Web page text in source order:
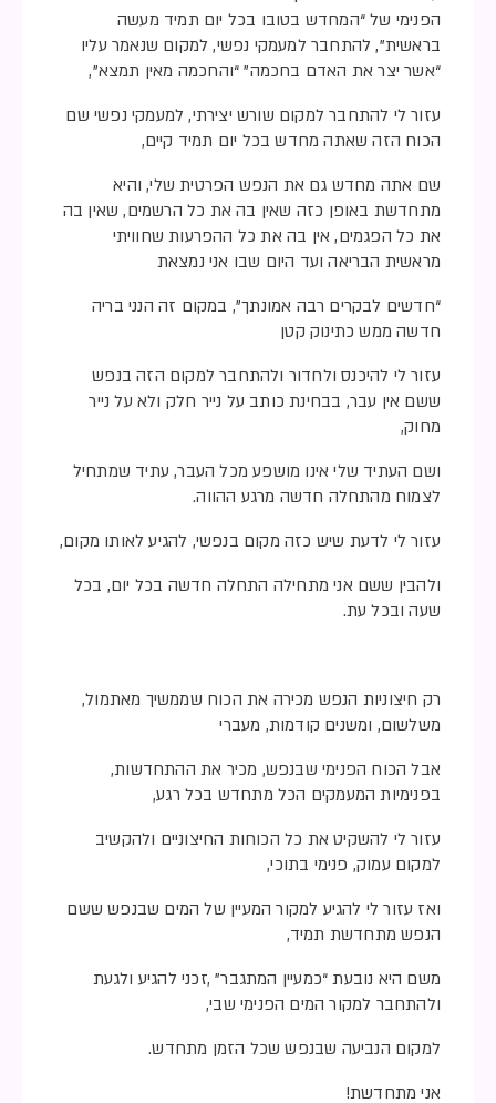
הפנימי של “המחדש בטובו בכל יום תמיד מעשה
בראשית”, להתחבר למעמקי נפשי, למקום שנאמר עליו
“אשר יצר את האדם בחכמה” “והחכמה מאין תמצא”,
עזור לי להתחבר למקום שורש יצירתי, למעמקי נפשי שם
הכוח הזה שאתה מחדש בכל יום תמיד קיים,
שם אתה מחדש גם את הנפש הפרטית שלי, והיא
מתחדשת באופן כזה שאין בה את כל הרשמים, שאין בה
את כל הפגמים, אין בה את כל ההפרעות שחוויתי
מראשית הבריאה ועד היום שבו אני נמצאת
“חדשים לבקרים רבה אמונתך”, במקום זה הנני בריה
חדשה ממש כתינוק קטן
עזור לי להיכנס ולחדור ולהתחבר למקום הזה בנפש
ששם אין עבר, בבחינת כותב על נייר חלק ולא על נייר
מחוק,
ושם העתיד שלי אינו מושפע מכל העבר, עתיד שמתחיל
לצמוח מהתחלה חדשה מרגע ההווה.
עזור לי לדעת שיש כזה מקום בנפשי, להגיע לאותו מקום,
ולהבין ששם אני מתחילה התחלה חדשה בכל יום, בכל
שעה ובכל עת.
רק חיצוניות הנפש מכירה את הכוח שממשיך מאתמול,
משלשום, ומשנים קודמות, מעברי
אבל הכוח הפנימי שבנפש, מכיר את ההתחדשות,
בפנימיות המעמקים הכל מתחדש בכל רגע,
עזור לי להשקיט את כל הכוחות החיצוניים ולהקשיב
למקום עמוק, פנימי בתוכי,
ואז עזור לי להגיע למקור המעיין של המים שבנפש ששם
הנפש מתחדשת תמיד,
משם היא נובעת “כמעיין המתגבר” ,זכני להגיע ולגעת
ולהתחבר למקור המים הפנימי שבי,
למקום הנביעה שבנפש שכל הזמן מתחדש.
אני מתחדשת!